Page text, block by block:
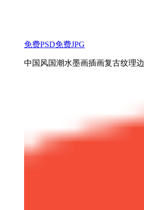
免费PSD免费JPG
中国风国潮水墨画插画复古纹理